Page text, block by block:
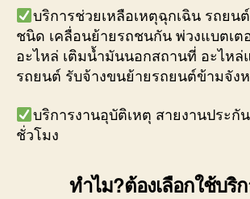
บริการช่วยเหลือเหตุฉุกเฉิน รถยน
ชนิด เคลื่อนย้ายรถชนกัน พ่วงแบตเต
อะไหล่ เติมน้ำมันนอกสถานที่ อะไห
รถยนต์ รับจ้างขนย้ายรถยนต์ข้ามจัง
บริการงานอุบัติเหตุ สายงานประกั
ชั่วโมง
ทำไม?ต้องเลือกใช้บริก